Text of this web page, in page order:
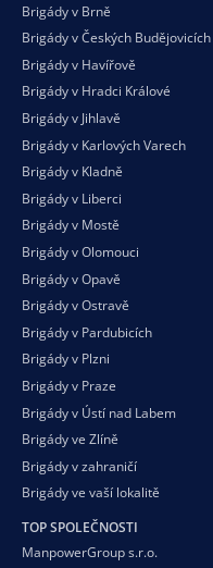
Brigády v Brně
Brigády v Českých Budějovicích
Brigády v Havířově
Brigády v Hradci Králové
Brigády v Jihlavě
Brigády v Karlových Varech
Brigády v Kladně
Brigády v Liberci
Brigády v Mostě
Brigády v Olomouci
Brigády v Opavě
Brigády v Ostravě
Brigády v Pardubicích
Brigády v Plzni
Brigády v Praze
Brigády v Ústí nad Labem
Brigády ve Zlíně
Brigády v zahraničí
Brigády ve vaší lokalitě
TOP SPOLEČNOSTI
ManpowerGroup s.r.o.